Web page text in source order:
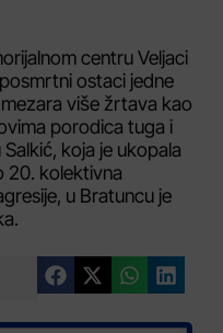
centru Veljaci
ostaci jedne
više žrtava kao
porodica tuga i
koja je ukopala
20. kolektivna
u Bratuncu je